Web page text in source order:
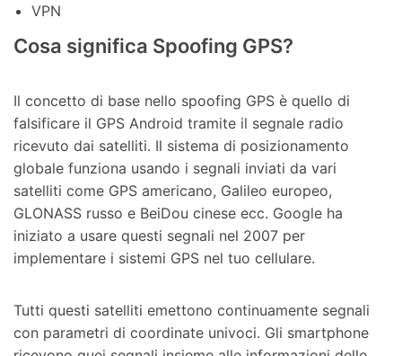
VPN
Cosa significa Spoofing GPS?
Il concetto di base nello spoofing GPS è quello di
falsificare il GPS Android tramite il segnale radio
ricevuto dai satelliti. Il sistema di posizionamento
globale funziona usando i segnali inviati da vari
satelliti come GPS americano, Galileo europeo,
GLONASS russo e BeiDou cinese ecc. Google ha
iniziato a usare questi segnali nel 2007 per
implementare i sistemi GPS nel tuo cellulare.
Tutti questi satelliti emettono continuamente segnali
con parametri di coordinate univoci. Gli smartphone